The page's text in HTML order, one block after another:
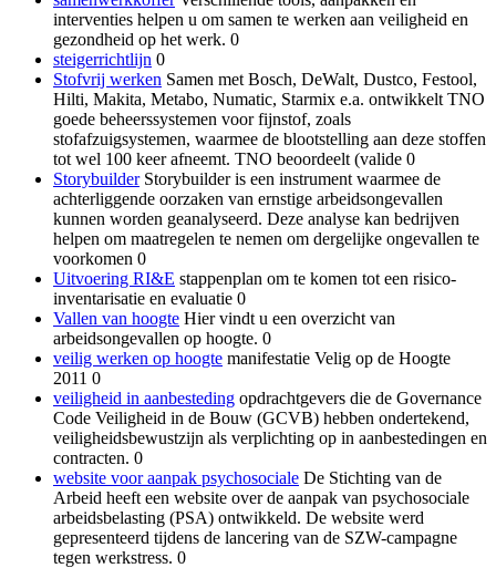
interventies helpen u om samen te werken aan veiligheid en
gezondheid op het werk. 0
steigerrichtlijn 0
Stofvrij werken Samen met Bosch, DeWalt, Dustco, Festool,
Hilti, Makita, Metabo, Numatic, Starmix e.a. ontwikkelt TNO
goede beheerssystemen voor fijnstof, zoals
stofafzuigsystemen, waarmee de blootstelling aan deze stoffen
tot wel 100 keer afneemt. TNO beoordeelt (valide 0
StorybuilderStorybuilder is een instrument waarmee de
achterliggende oorzaken van ernstige arbeidsongevallen
kunnen worden geanalyseerd. Deze analyse kan bedrijven
helpen om maatregelen te nemen om dergelijke ongevallen te
voorkomen 0
Uitvoering RI&E stappenplan om te komen tot een risico-
inventarisatie en evaluatie 0
Vallen van hoogte Hier vindt u een overzicht van
arbeidsongevallen op hoogte. 0
veilig werken op hoogte manifestatie Velig op de Hoogte
2011 0
veiligheid in aanbesteding opdrachtgevers die de Governance
Code Veiligheid in de Bouw (GCVB) hebben ondertekend,
veiligheidsbewustzijn als verplichting op in aanbestedingen en
contracten. 0
website voor aanpak psychosociale De Stichting van de
Arbeid heeft een website over de aanpak van psychosociale
arbeidsbelasting (PSA) ontwikkeld. De website werd
gepresenteerd tijdens de lancering van de SZW-campagne
tegen werkstress. 0